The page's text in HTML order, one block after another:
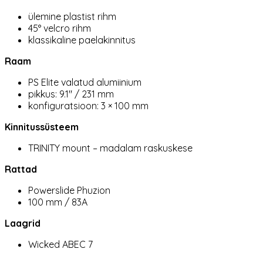
ülemine plastist rihm
45° velcro rihm
klassikaline paelakinnitus
Raam
PS Elite valatud alumiinium
pikkus: 9.1″ / 231 mm
konfiguratsioon: 3 × 100 mm
Kinnitussüsteem
TRINITY mount – madalam raskuskese
Rattad
Powerslide Phuzion
100 mm / 83A
Laagrid
Wicked ABEC 7